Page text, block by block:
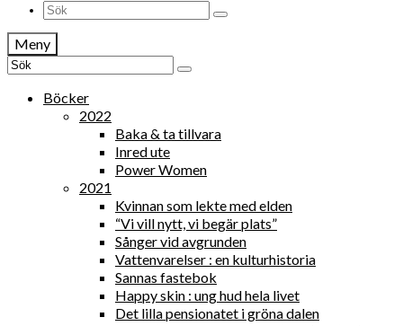
Search
Meny
Search
Böcker
2022
Baka & ta tillvara
Inred ute
Power Women
2021
Kvinnan som lekte med elden
“Vi vill nytt, vi begär plats”
Sånger vid avgrunden
Vattenvarelser : en kulturhistoria
Sannas fastebok
Happy skin : ung hud hela livet
Det lilla pensionatet i gröna dalen